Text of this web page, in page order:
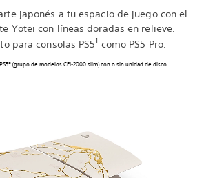
japonés a tu espacio de juego con el
Yōtei con líneas doradas en relieve.
para consolas PS51 como PS5 Pro.
(grupo de modelos CFI-2000 slim) con o sin unidad de disco.